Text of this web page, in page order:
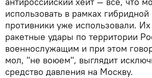
использовать в рамках
противники уже использовали.
ракетные удары по территории
военнослужащим и при этом
мол, "не воюем", выглядит
средство давления на Москву.